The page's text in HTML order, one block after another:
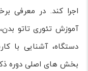
اجرا کند. در معرفی
آموزش تئوری تاتو
دستگاه، آشنایی با
بخش های اصلی دوره